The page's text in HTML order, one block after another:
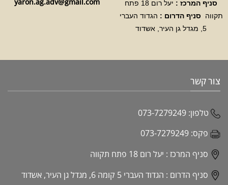
סניף המרכז :
יעל רום 18 פתח
תקווה
סניף הדרום : הגדוד העברי
5, מגדל גן העיר, אשדוד
צור קשר
טלפון: 073-7279249
פקס: 073-7279249
סניף המרכז : יעל רום 18 פתח תקווה
סניף הדרום : הגדוד העברי 5 קומה 6, מגדל גן העיר, אשדוד